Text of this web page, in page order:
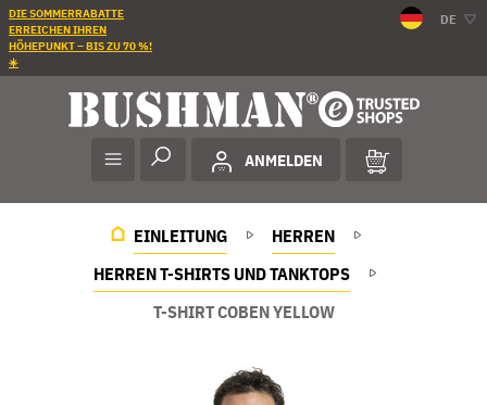
DIE SOMMERRABATTE
ERREICHEN IHREN
HÖHEPUNKT – BIS ZU 70 %!
☀️
DE
ANMELDEN
EINLEITUNG
HERREN
HERREN T-SHIRTS UND TANKTOPS
T-SHIRT COBEN YELLOW